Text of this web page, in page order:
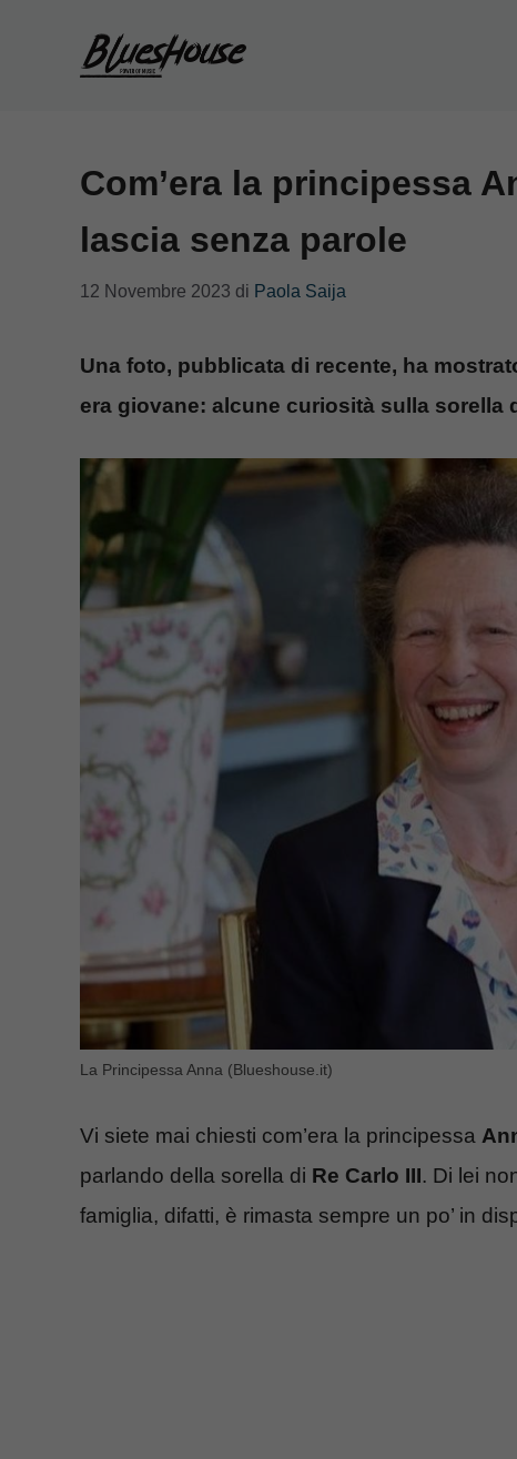
Com’era la principessa
lascia senza parole
12 Novembre 2023 di Paola Saija
Una foto, pubblicata di recente, ha
era giovane: alcune curiosità sulla sorella
La Principessa Anna (Blueshouse.it)
Vi siete mai chiesti com’era la principessa
parlando della sorella di Re Carlo III. Di lei
famiglia, difatti, è rimasta sempre un po’ in